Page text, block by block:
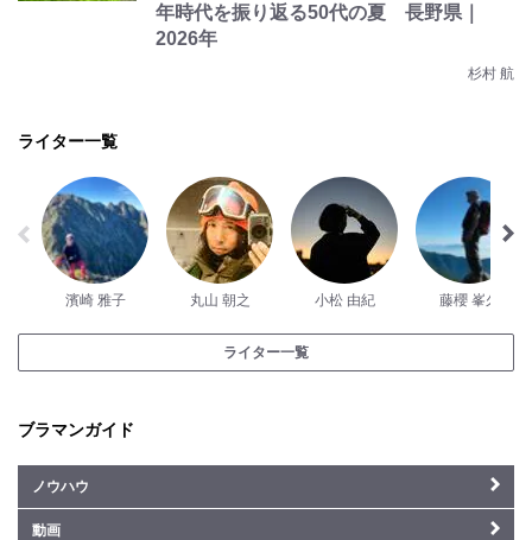
年時代を振り返る50代の夏 長野県｜
2026年
杉村 航
ライター一覧
濱崎 雅子 丸山 朝之 小松 由紀 藤櫻 峯久
ライター一覧
ブラマンガイド
ノウハウ
動画